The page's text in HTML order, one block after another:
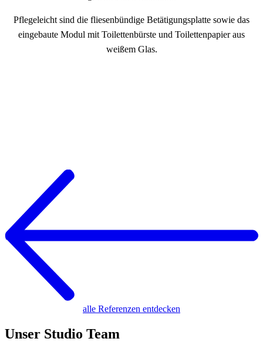
Pflegeleicht sind die fliesenbündige Betätigungsplatte sowie das
eingebaute Modul mit Toilettenbürste und Toilettenpapier aus
weißem Glas.
alle Referenzen entdecken
Unser Studio Team